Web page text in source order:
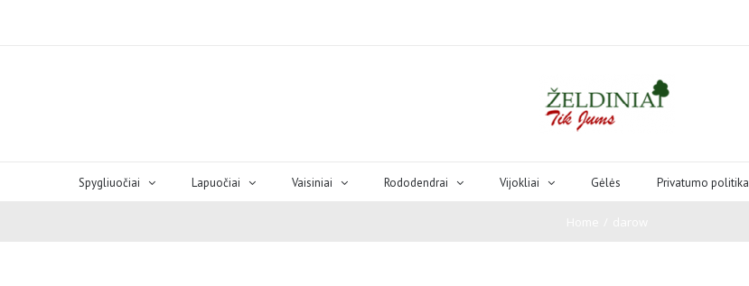
Spygliuočiai Lapuočiai Vaisiniai Rododendrai Vijokliai Gėlės Privatumo politika